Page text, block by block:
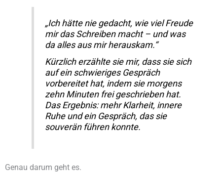
„Ich hätte nie gedacht, wie viel Freude
mir das Schreiben macht – und was
da alles aus mir herauskam.“
Kürzlich erzählte sie mir, dass sie sich
auf ein schwieriges Gespräch
vorbereitet hat, indem sie morgens
zehn Minuten frei geschrieben hat.
Das Ergebnis: mehr Klarheit, innere
Ruhe und ein Gespräch, das sie
souverän führen konnte.
Genau darum geht es.